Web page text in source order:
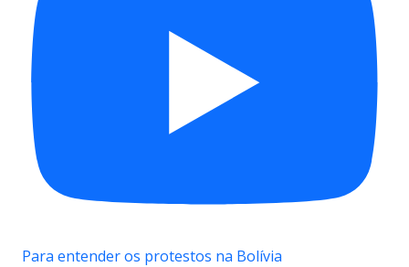
Para entender os protestos na Bolívia